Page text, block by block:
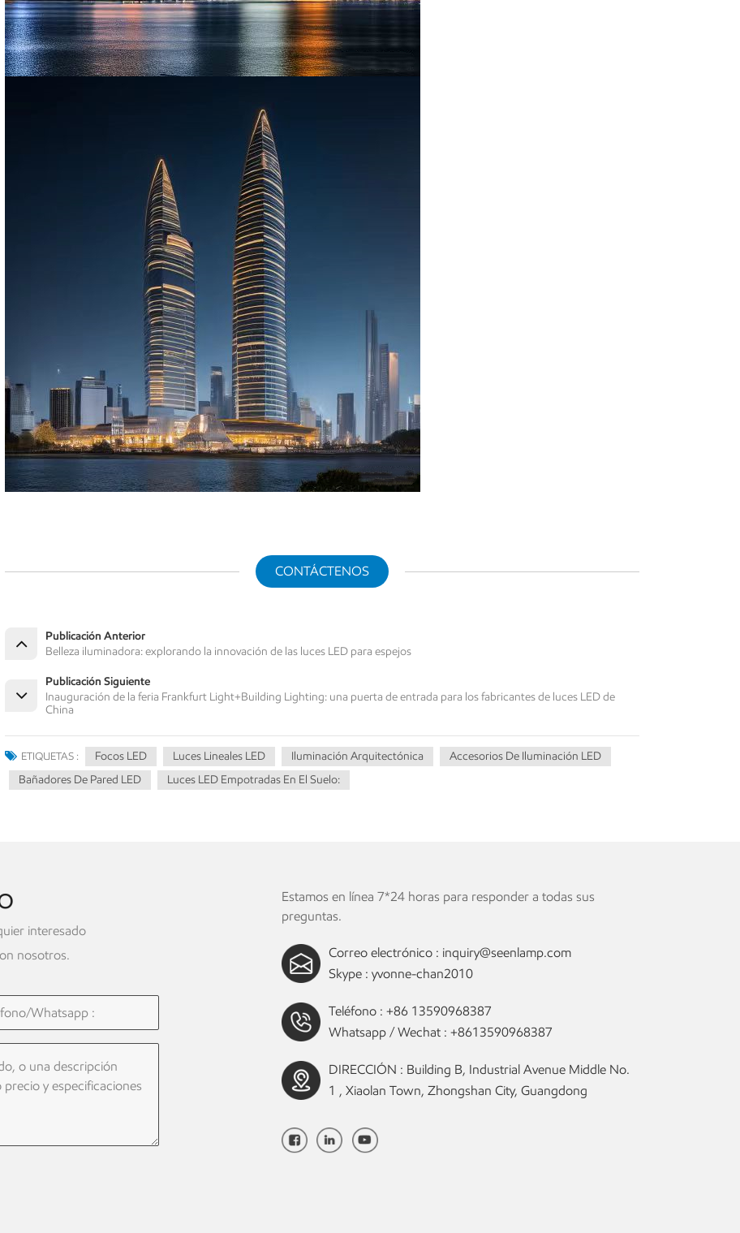
CONTÁCTENOS
Publicación Anterior
Belleza iluminadora: explorando la innovación de las luces LED para espejos
Publicación Siguiente
Inauguración de la feria Frankfurt Light+Building Lighting: una puerta de entrada para los fabricantes de luces LED de
China
ETIQUETAS : Focos LED Luces Lineales LED Iluminación Arquitectónica
Accesorios De Iluminación LED
Bañadores De Pared LED
Luces LED Empotradas En El Suelo:
interesado
nosotros.
Estamos en línea 7*24 horas para responder a todas sus
preguntas.
Correo electrónico : inquiry@seenlamp.com
Skype :yvonne-chan2010
Teléfono :+86 13590968387
Whatsapp / Wechat :+8613590968387
DIRECCIÓN : Building B, Industrial Avenue Middle No.
1 , Xiaolan Town, Zhongshan City, Guangdong